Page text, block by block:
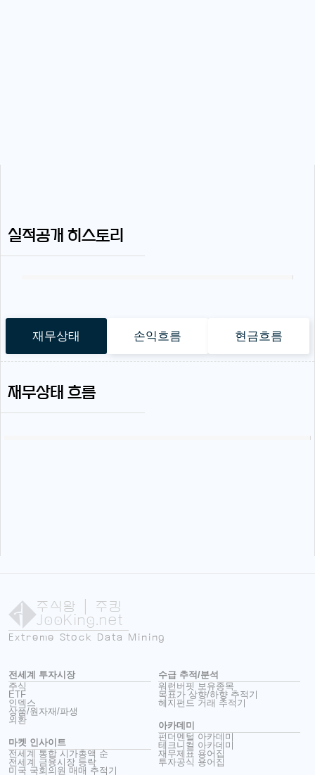
실적공개 히스토리
재무상태 손익흐름 현금흐름
재무상태 흐름
주식왕 | 주킹
JooKing.net
Extreme Stock Data Mining
전세계 투자시장
주식
ETF
인덱스
상품/원자재/파생
외환
마켓 인사이트
전세계 통합 시가총액 순
전세계 금융시장 등락
미국 국회의원 매매 추적기
수급 추적/분석
워런버핏 보유종목
목표가 상향/하향 추적기
헤지펀드 거래 추적기
아카데미
펀더멘털 아카데미
테크니컬 아카데미
재무제표 용어집
투자공식 용어집